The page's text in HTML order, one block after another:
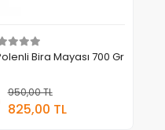
Bira Mayası 700 Gr
950,00 TL
825,00 TL
Sepete Ekle